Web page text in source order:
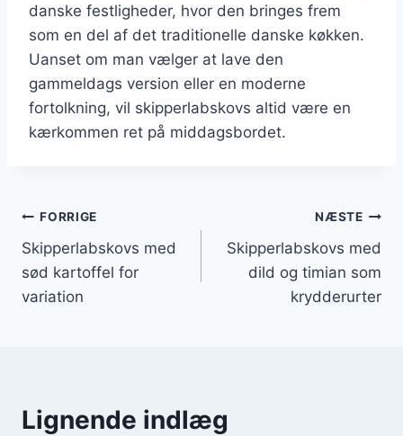
danske festligheder, hvor den bringes frem
som en del af det traditionelle danske køkken.
Uanset om man vælger at lave den
gammeldags version eller en moderne
fortolkning, vil skipperlabskovs altid være en
kærkommen ret på middagsbordet.
Indlægsnavigation
FORRIGE
Skipperlabskovs med
sød kartoffel for
variation
NÆSTE
Skipperlabskovs med
dild og timian som
krydderurter
Lignende indlæg